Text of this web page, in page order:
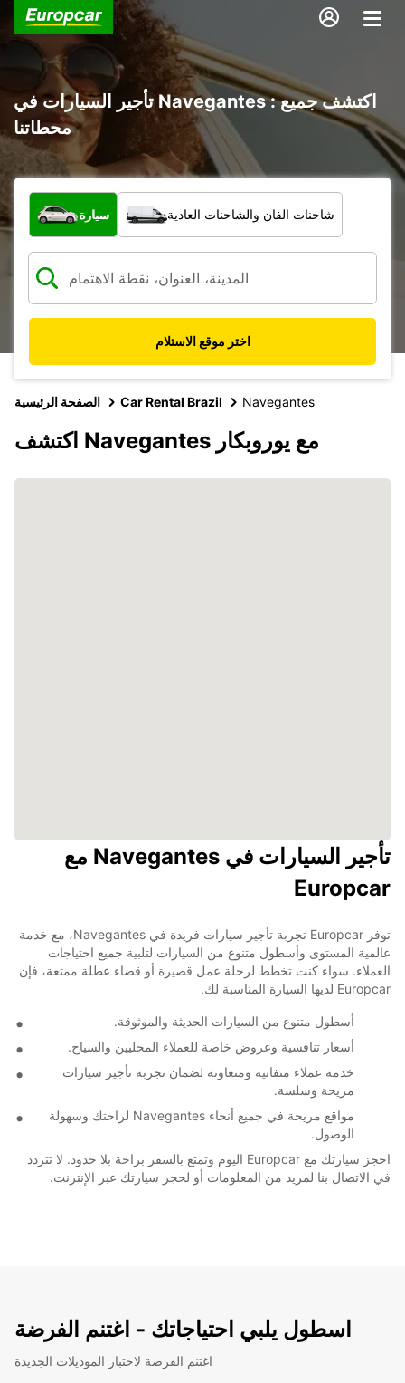
تأجير السيارات في Navegantes : اكتشف جميع
محطاتنا
ما نوع المركبة؟
سيارة شاحنات الفان والشاحنات العادية
اختر موقع الاستلام
الصفحة الرئيسية Car Rental Brazil Navegantes
اكتشف Navegantes مع يوروبكار
تأجير السيارات في Navegantes مع
Europcar
توفر Europcar تجربة تأجير سيارات فريدة في Navegantes، مع خدمة
عالمية المستوى وأسطول متنوع من السيارات لتلبية جميع احتياجات
العملاء. سواء كنت تخطط لرحلة عمل قصيرة أو قضاء عطلة ممتعة، فإن
Europcar لديها السيارة المناسبة لك.
أسطول متنوع من السيارات الحديثة والموثوقة.
أسعار تنافسية وعروض خاصة للعملاء المحليين والسياح.
خدمة عملاء متفانية ومتعاونة لضمان تجربة تأجير سيارات
مريحة وسلسة.
مواقع مريحة في جميع أنحاء Navegantes لراحتك وسهولة
الوصول.
احجز سيارتك مع Europcar اليوم وتمتع بالسفر براحة بلا حدود. لا تتردد
في الاتصال بنا لمزيد من المعلومات أو لحجز سيارتك عبر الإنترنت.
اسطول يلبي احتياجاتك - اغتنم الفرضة
اغتنم الفرصة لاختبار الموديلات الجديدة